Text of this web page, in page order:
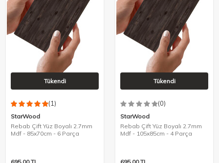
Tükendi
(1)
StarWood
Rebab Çift Yüz Boyalı 2.7mm
Mdf - 85x70cm - 6 Parça
Tükendi
(0)
StarWood
Rebab Çift Yüz Boyalı 2.7mm
Mdf - 105x85cm - 4 Parça